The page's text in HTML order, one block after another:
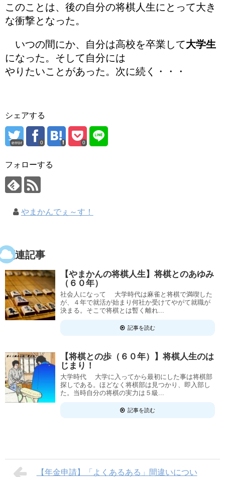
このことは、後の自分の将棋人生にとって大き
な衝撃となった。
いつの間にか、自分は高校を卒業して大学生
になった。そして自分には
やりたいことがあった。次に続く・・・
シェアする
error 0 0
フォローする
やまかんでぇ～す！
関連記事
【やまかんの将棋人生】将棋とのあゆみ
（６０年）
社会人になって 大学時代は麻雀と将棋で満喫した
が、４年で就活が始まり何社か受けてやがて就職が
決まる。そこで将棋とは暫く離れ...
記事を読む
【将棋との歩（６０年）】将棋人生のは
じまり！
大学時代 大学に入ってから最初にした事は将棋部
探しである。ほどなく将棋部は見つかり、即入部し
た。当時自分の将棋の実力は５級...
記事を読む
【年金申請】「よくあるある」間違いについ